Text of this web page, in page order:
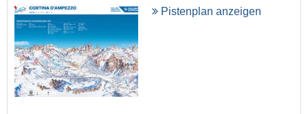
Pistenplan anzeigen